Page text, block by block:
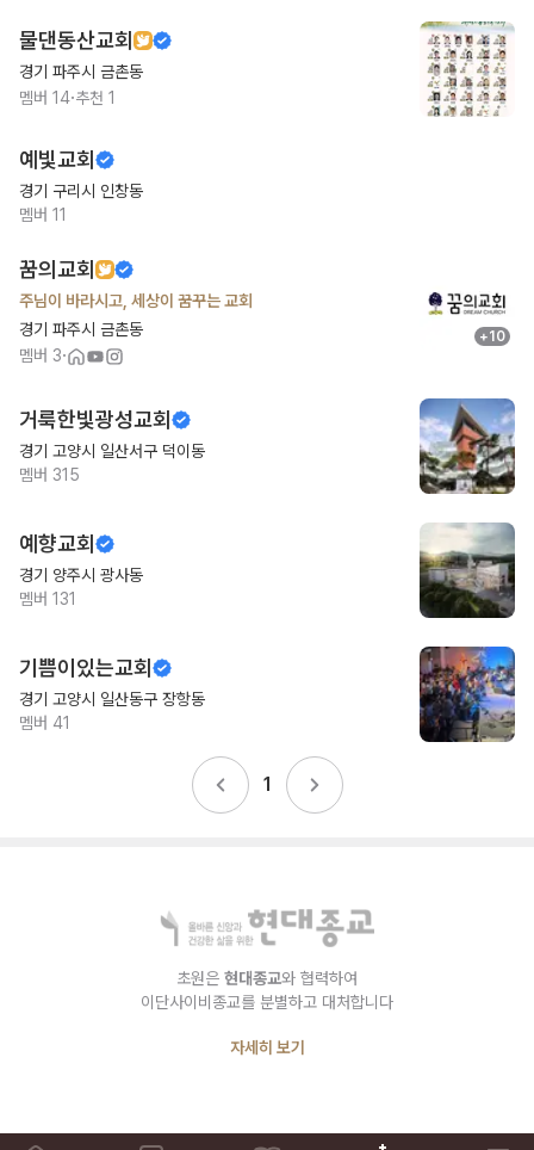
물댄동산교회
경기 파주시 금촌동
멤버 14·추천 1
예빛교회
경기 구리시 인창동
멤버 11
꿈의교회
주님이 바라시고, 세상이 꿈꾸는 교회
경기 파주시 금촌동
멤버 3·
+10
거룩한빛광성교회
경기 고양시 일산서구 덕이동
멤버 315
예향교회
경기 양주시 광사동
멤버 131
기쁨이있는교회
경기 고양시 일산동구 장항동
멤버 41
1
초원은 현대종교와 협력하여
이단사이비종교를 분별하고 대처합니다
자세히 보기